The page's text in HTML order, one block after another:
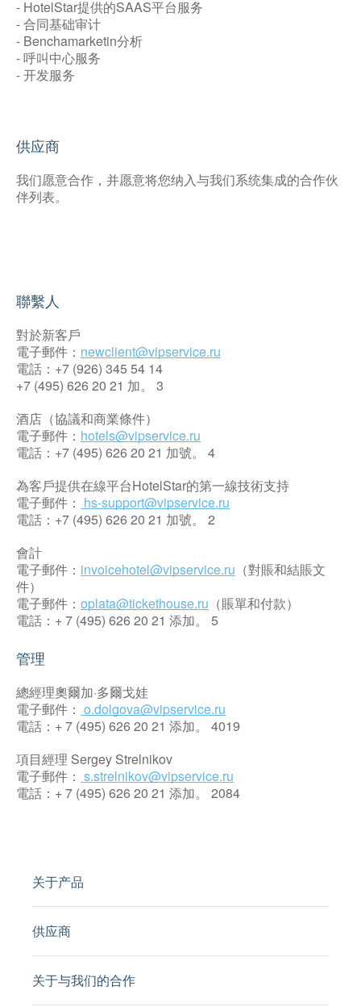
- HotelStar提供的SAAS平台服务
- 合同基础审计
- Benchamarketin分析
- 呼叫中心服务
- 开发服务
供应商
我们愿意合作，并愿意将您纳入与我们系统集成的合作伙
伴列表。
聯繫人
對於新客戶
電子郵件： newclient@vipservice.ru
電話：+7 (926) 345 54 14
+7 (495) 626 20 21 加。 3
酒店（協議和商業條件）
電子郵件： hotels@vipservice.ru
電話：+7 (495) 626 20 21 加號。 4
為客戶提供在線平台HotelStar的第一線技術支持
電子郵件： hs-support@vipservice.ru
電話：+7 (495) 626 20 21 加號。 2
會計
電子郵件： invoicehotel@vipservice.ru （對賬和結賬文
件）
電子郵件： oplata@tickethouse.ru （賬單和付款）
電話：+ 7 (495) 626 20 21 添加。 5
管理
總經理奧爾加·多爾戈娃
電子郵件： o.dolgova@vipservice.ru
電話：+ 7 (495) 626 20 21 添加。 4019
項目經理 Sergey Strelnikov
電子郵件： s.strelnikov@vipservice.ru
電話：+ 7 (495) 626 20 21 添加。 2084
关于产品
供应商
关于与我们的合作